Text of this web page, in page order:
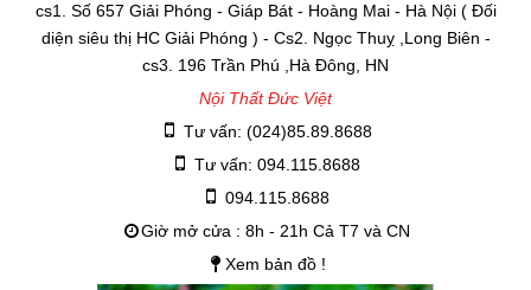
cs1. Số 657 Giải Phóng - Giáp Bát - Hoàng Mai - Hà Nội ( Đối
diện siêu thị HC Giải Phóng ) - Cs2. Ngọc Thuỵ ,Long Biên -
cs3. 196 Trần Phú ,Hà Đông, HN
Nội Thất Đức Việt
Tư vấn: (024)85.89.8688
Tư vấn: 094.115.8688
094.115.8688
Giờ mở cửa : 8h - 21h Cả T7 và CN
Xem bản đồ !